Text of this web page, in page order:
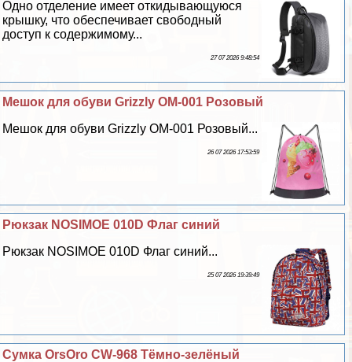
Одно отделение имеет откидывающуюся
крышку, что обеспечивает свободный
доступ к содержимому...
27 07 2026 9:48:54
Мешок для обуви Grizzly OM-001 Розовый
Мешок для обуви Grizzly OM-001 Розовый...
26 07 2026 17:53:59
Рюкзак NOSIMOE 010D Флаг синий
Рюкзак NOSIMOE 010D Флаг синий...
25 07 2026 19:39:49
Сумка OrsOro CW-968 Тёмно-зелёный